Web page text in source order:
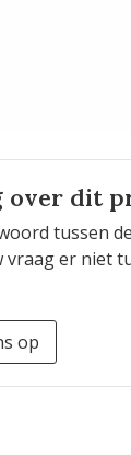
over dit
tussen
vraag er niet
op